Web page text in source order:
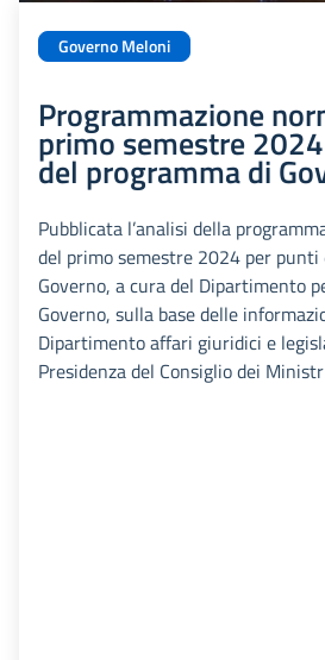
Governo Meloni
Programmazione
primo semestre
del programma di
Pubblicata l’analisi della
del primo semestre 2024 per punti
Governo, a cura del Dipartimento
Governo, sulla base delle
Dipartimento affari giuridici e
Presidenza del Consiglio dei